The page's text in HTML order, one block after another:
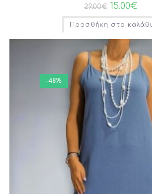
29.00€ 15.00€
Προσθήκη στο καλάθι
-48%